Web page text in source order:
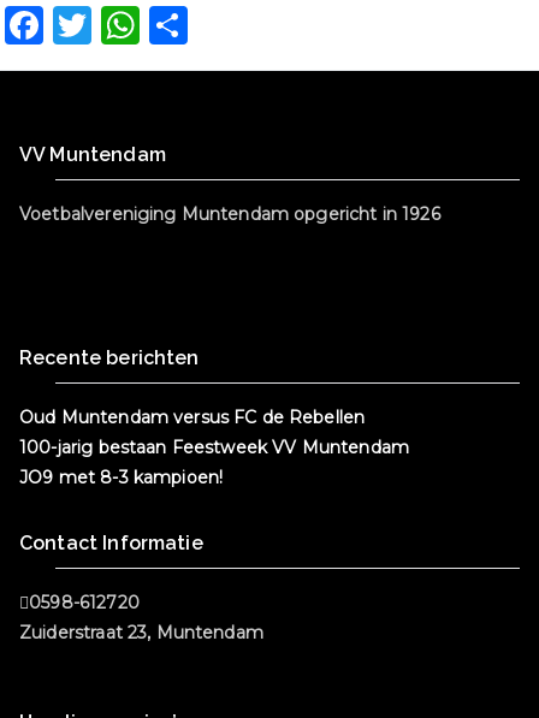
F
a
e
b
o
T
w
t
e
r
W
h
ts
A
p
el
VV Muntendam
Voetbalvereniging Muntendam opgericht in 1926
Recente berichten
Oud Muntendam versus FC de Rebellen
100-jarig bestaan Feestweek VV Muntendam
JO9 met 8-3 kampioen!
Contact Informatie
0598-612720
Zuiderstraat 23, Muntendam